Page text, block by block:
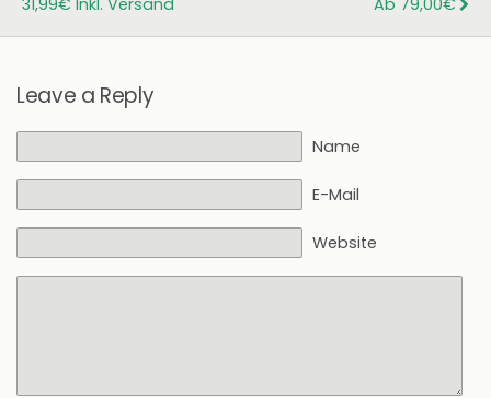
Leave a Reply
Name
E-Mail
Website